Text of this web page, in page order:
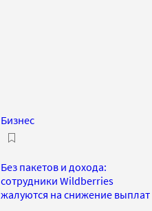
Бизнес
Без пакетов и дохода:
сотрудники Wildberries
жалуются на снижение выплат